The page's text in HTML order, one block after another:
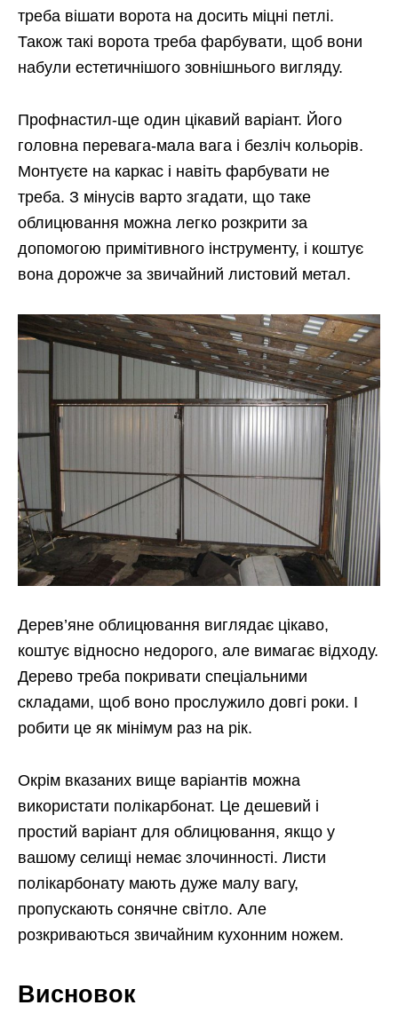
треба вішати ворота на досить міцні петлі.
Також такі ворота треба фарбувати, щоб вони
набули естетичнішого зовнішнього вигляду.
Профнастил-ще один цікавий варіант. Його
головна перевага-мала вага і безліч кольорів.
Монтуєте на каркас і навіть фарбувати не
треба. З мінусів варто згадати, що таке
облицювання можна легко розкрити за
допомогою примітивного інструменту, і коштує
вона дорожче за звичайний листовий метал.
Дерев’яне облицювання виглядає цікаво,
коштує відносно недорого, але вимагає відходу.
Дерево треба покривати спеціальними
складами, щоб воно прослужило довгі роки. І
робити це як мінімум раз на рік.
Окрім вказаних вище варіантів можна
використати полікарбонат. Це дешевий і
простий варіант для облицювання, якщо у
вашому селищі немає злочинності. Листи
полікарбонату мають дуже малу вагу,
пропускають сонячне світло. Але
розкриваються звичайним кухонним ножем.
Висновок